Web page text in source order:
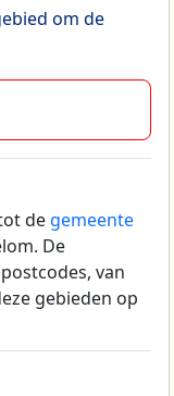
om de
de gemeente
De
van
gebieden op